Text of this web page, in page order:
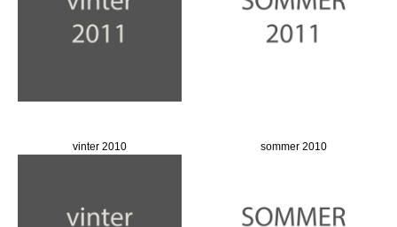
vinter 2010 sommer 2010